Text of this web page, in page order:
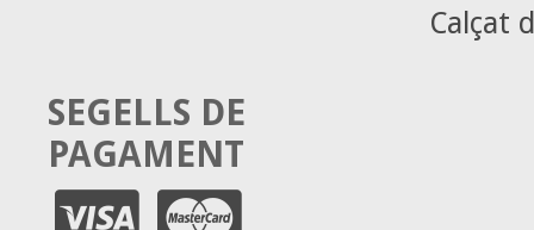
Calçat
SEGELLS DE
PAGAMENT